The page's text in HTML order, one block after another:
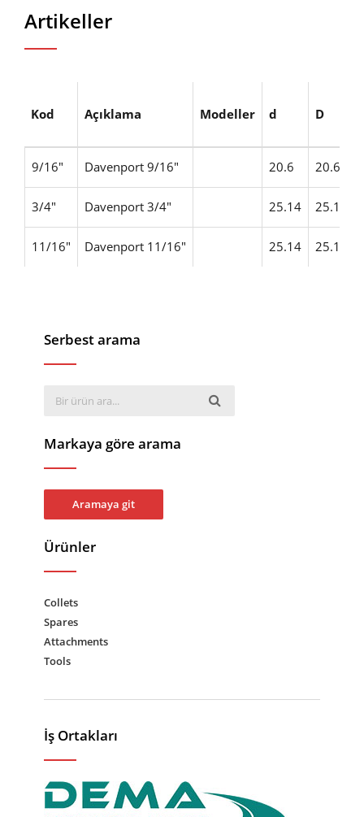
Artikeller
Kod Açıklama Modeller d D
9/16" Davenport 9/16" 20.6 20.6
3/4" Davenport 3/4" 25.14 25.14
11/16" Davenport 11/16" 25.14 25.14
Serbest arama
Markaya göre arama
Aramaya git
Ürünler
Collets
Spares
Attachments
Tools
İş Ortakları